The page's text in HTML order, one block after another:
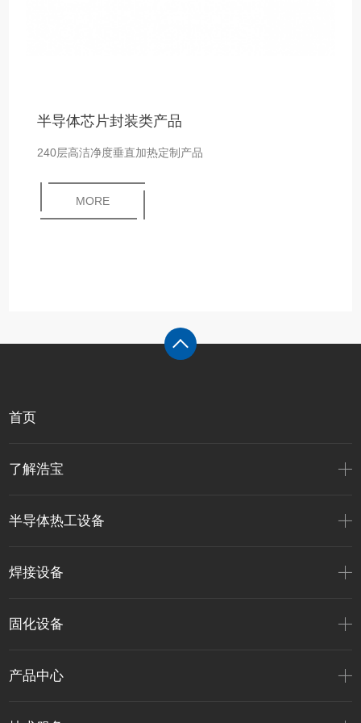
半导体芯片封装类产品
240层高洁净度垂直加热定制产品
MORE
首页
了解浩宝
半导体热工设备
焊接设备
固化设备
产品中心